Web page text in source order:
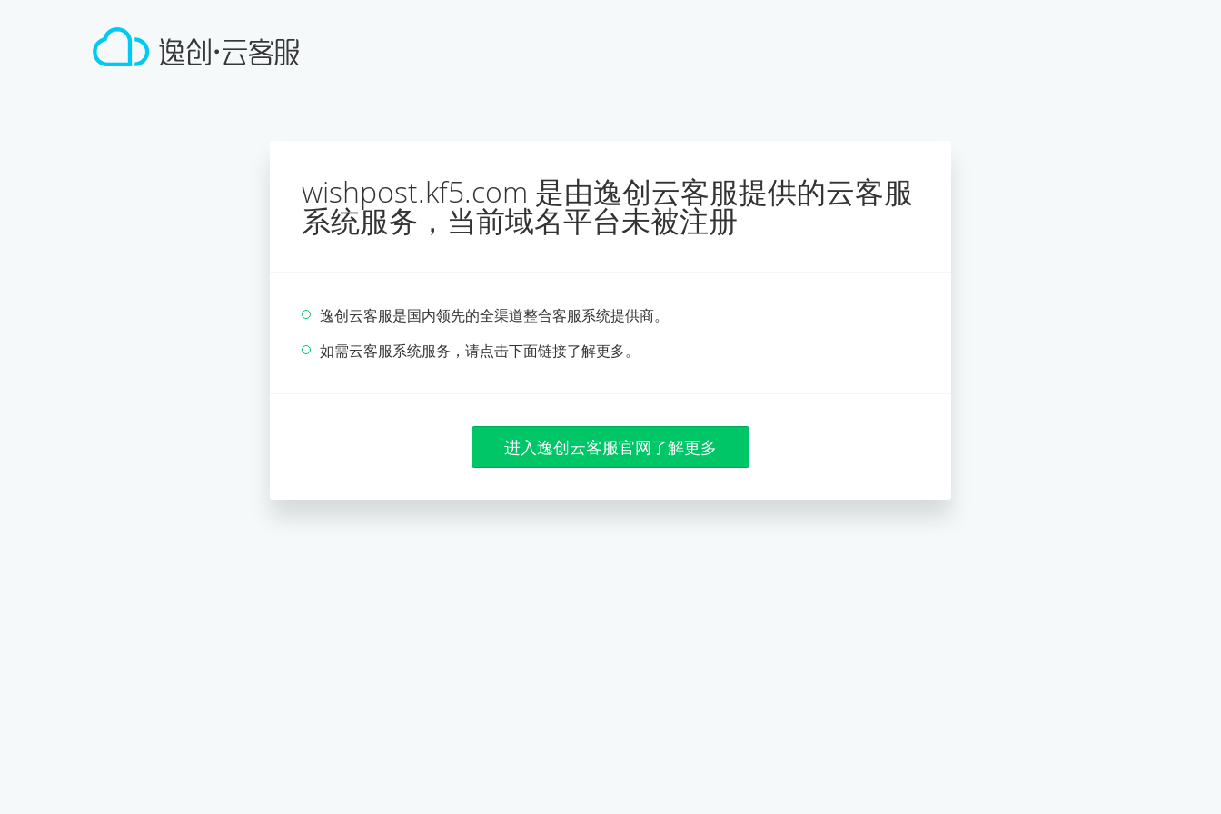
wishpost.kf5.com 是由逸创云客服提供的云客服
系统服务，当前域名平台未被注册
逸创云客服是国内领先的全渠道整合客服系统提供商。
如需云客服系统服务，请点击下面链接了解更多。
进入逸创云客服官网了解更多